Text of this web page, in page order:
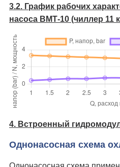
3.2. График рабочих
насоса ВМТ-10 (чиллер 11
4. Встроенный
Однонасосная схема